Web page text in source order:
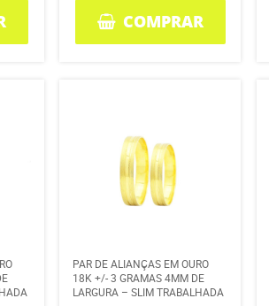
COMPRAR
PAR DE ALIANÇAS EM OURO
18K +/- 3 GRAMAS 4MM DE
LARGURA – SLIM TRABALHADA